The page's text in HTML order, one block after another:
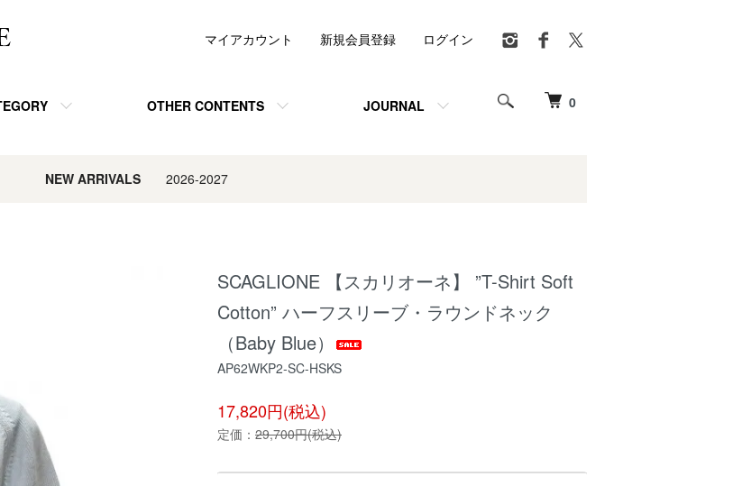
0
OTHER CONTENTS JOURNAL
マイアカウント 新規会員登録 ログイン
NEW ARRIVALS2026-2027
SCAGLIONE 【スカリオーネ】 ”T-Shirt Soft
Cotton” ハーフスリーブ・ラウンドネック
（Baby Blue）
AP62WKP2-SC-HSKS
17,820円(税込)
定価： 29,700円(税込)